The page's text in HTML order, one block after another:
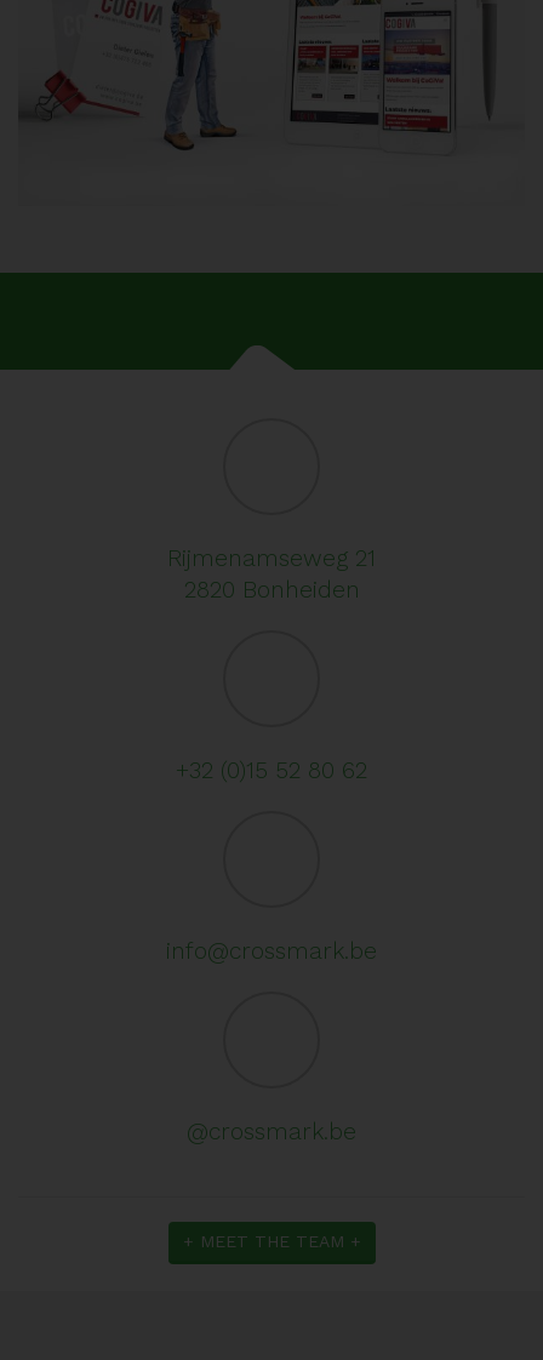
Rijmenamseweg 21
2820 Bonheiden
+32 (0)15 52 80 62
info@crossmark.be
@crossmark.be
+ MEET THE TEAM +